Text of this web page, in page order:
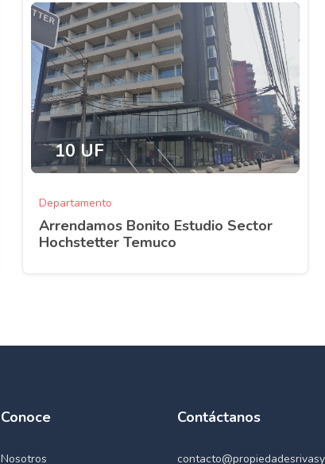
10 UF
Departamento
Arrendamos Bonito Estudio Sector
Hochstetter Temuco
Conoce
Nosotros
Contáctanos